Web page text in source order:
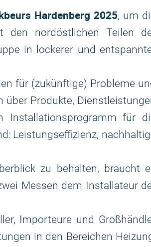
Hardenberg 2025, um
den nordöstlichen Teilen
in lockerer und
für (zukünftige) Probleme
Produkte,
Installationsprogramm für
Leistungseffizienz,
zu behalten, braucht
Messen dem Installateur
Importeure und
in den Bereichen